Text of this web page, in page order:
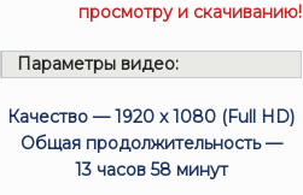
просмотру и скачиванию!
Параметры видео:
Качество — 1920 x 1080 (Full HD)
Общая продолжительность —
13 часов 58 минут